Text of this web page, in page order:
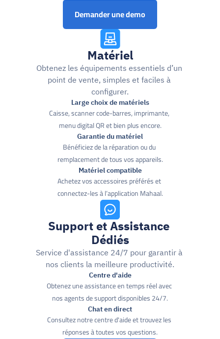
Demander une demo
Matériel
Obtenez les équipements essentiels d’un
point de vente, simples et faciles à
configurer.
Large choix de matériels
Caisse, scanner code-barres, imprimante,
menu digital QR et bien plus encore.
Garantie du matériel
Bénéficiez de la réparation ou du
remplacement de tous vos appareils.
Matériel compatible
Achetez vos accessoires préférés et
connectez-les à l’application Mahaal.
Support et Assistance
Dédiés
Service d'assistance 24/7 pour garantir à
nos clients la meilleure productivité.
Centre d'aide
Obtenez une assistance en temps réel avec
nos agents de support disponibles 24/7.
Chat en direct
Consultez notre centre d'aide et trouvez les
réponses à toutes vos questions.